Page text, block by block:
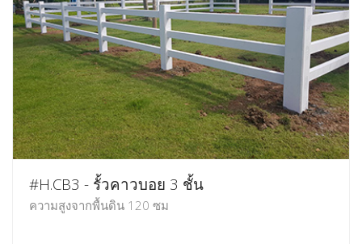
#H.CB3 - รั้วคาวบอย 3 ชั้น
ความสูงจากพื้นดิน 120 ซม